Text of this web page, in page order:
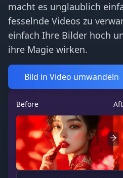
macht es unglaublich
fesselnde Videos zu
einfach Ihre Bilder hoch
ihre Magie wirken.
Bild in Video umwandeln
Before